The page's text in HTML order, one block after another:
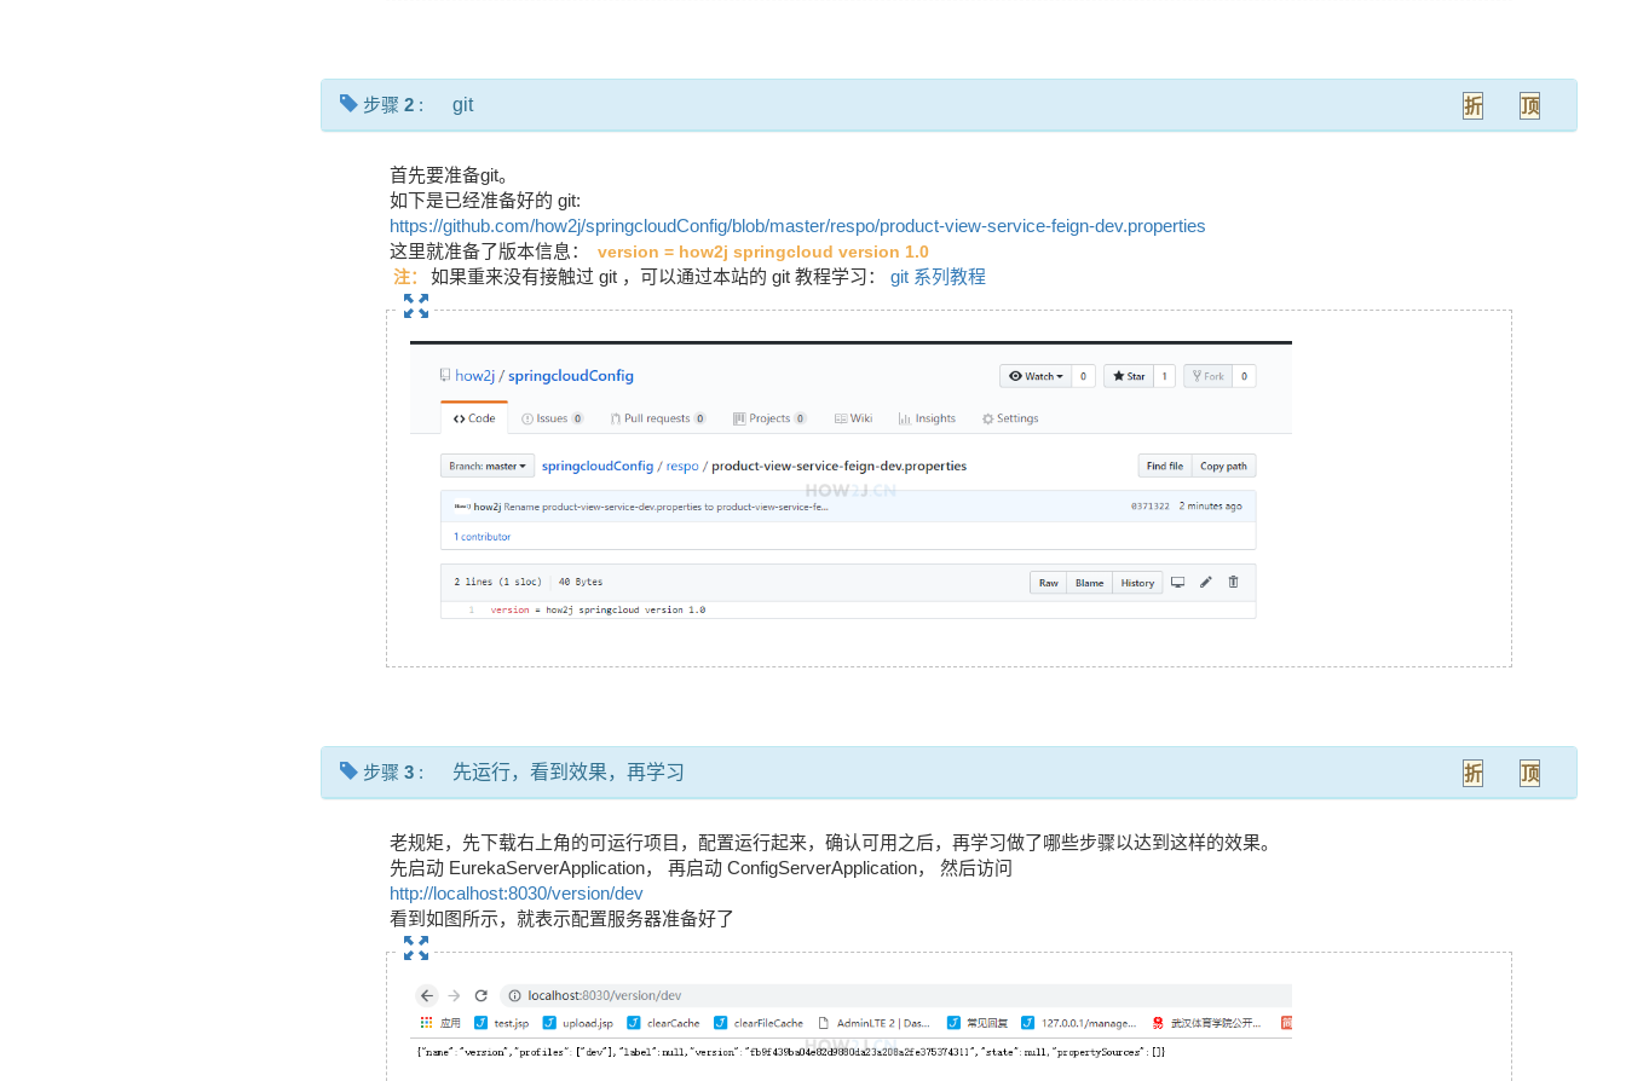
步骤 2 : git 顶
折
首先要准备git。
如下是已经准备好的 git:
https://github.com/how2j/springcloudConfig/blob/master/respo/product-view-service-feign-dev.properties
这里就准备了版本信息：
version = how2j springcloud version 1.0
注：
如果重来没有接触过 git ，可以通过本站的 git 教程学习： git 系列教程
步骤 3 : 先运行，看到效果，再学习 顶
折
老规矩，先下载右上角的可运行项目，配置运行起来，确认可用之后，再学习做了哪些步骤以达到这样的效果。
先启动 EurekaServerApplication， 再启动 ConfigServerApplication， 然后访问
http://localhost:8030/version/dev
看到如图所示，就表示配置服务器准备好了